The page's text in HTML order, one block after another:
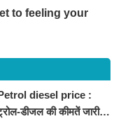
diesel price :
डीजल की कीमतें जारी,